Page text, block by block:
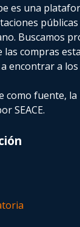
es una
Buscamos
las compras
encontrar a
como fuente,
SEACE.